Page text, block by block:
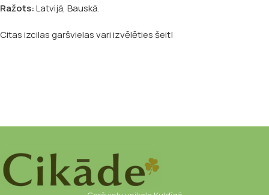
Ražots:Latvijā, Bauskā.
Citas izcilas garšvielas vari izvēlēties šeit!